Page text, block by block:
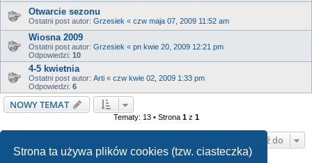
Strona ta używa plików cookies (tzw. ciasteczka)
Otwarcie sezonu
Ostatni post autor: Grzesiek « czw maja 07, 2009 11:52 am
Wiosna 2009
Ostatni post autor: Grzesiek « pn kwie 20, 2009 12:21 pm
Odpowiedzi: 10
4-5 kwietnia
Ostatni post autor: Arti « czw kwie 02, 2009 1:33 pm
Odpowiedzi: 6
NOWY TEMAT
Tematy: 13 • Strona 1z 1
Przejdź do